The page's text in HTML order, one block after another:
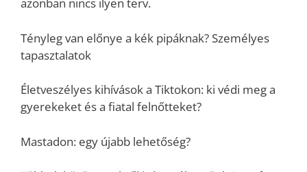
Tényleg van előnye a kék pipáknak? Személyes
tapasztalatok
Életveszélyes kihívások a Tiktokon: ki védi meg a
gyerekeket és a fiatal felnőtteket?
Mastadon: egy újabb lehetőség?